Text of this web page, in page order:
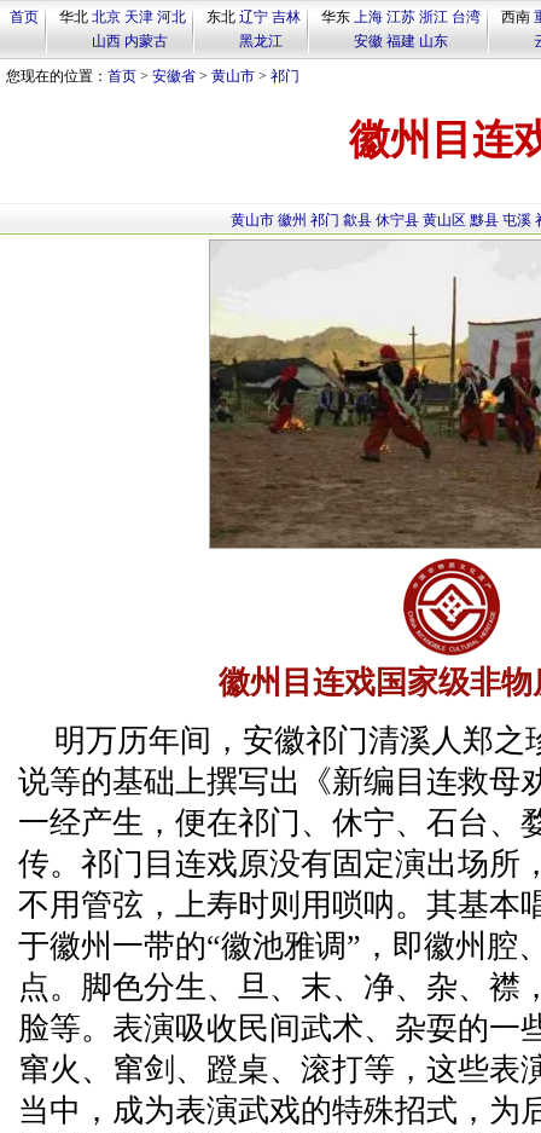
首页 华北 北京 天津 河北
山西 内蒙古
东北 辽宁 吉林
黑龙江
华东 上海 江苏 浙江 台湾
安徽 福建 山东
西南
您现在的位置： 首页 > 安徽省 > 黄山市 > 祁门
徽州目连
黄山市 徽州 祁门 歙县 休宁县 黄山区 黟县 屯溪
徽州目连戏国家级非
明万历年间，安徽祁门清溪人郑之
说等的基础上撰写出《新编目连救母
一经产生，便在祁门、休宁、石台、
传。祁门目连戏原没有固定演出场所
不用管弦，上寿时则用唢呐。其基本
于徽州一带的“徽池雅调”，即徽州腔
点。脚色分生、旦、末、净、杂、襟
脸等。表演吸收民间武术、杂耍的一
窜火、窜剑、蹬桌、滚打等，这些表
当中，成为表演武戏的特殊招式，为